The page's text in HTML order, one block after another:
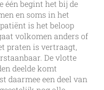
één begint het bij de
en soms in het
is het beloop
volkomen anders of
praten is vertraagt,
De vlotte
deelde komt
daarmee een deel van